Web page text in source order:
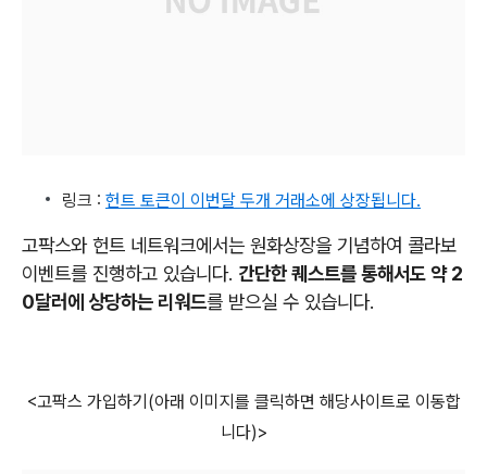
링크 : 헌트 토큰이 이번달 두개 거래소에 상장됩니다.
고팍스와 헌트 네트워크에서는 원화상장을 기념하여 콜라보
이벤트를 진행하고 있습니다. 간단한 퀘스트를 통해서도 약 2
0달러에 상당하는 리워드를 받으실 수 있습니다.
<고팍스 가입하기(아래 이미지를 클릭하면 해당사이트로 이동합
니다)>